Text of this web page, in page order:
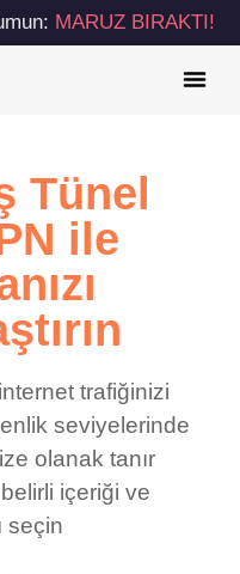
MARUZ BIRAKTI!
Tünel
ile
trafiğinizi
seviyelerinde
olanak tanır
içeriği ve
seçin